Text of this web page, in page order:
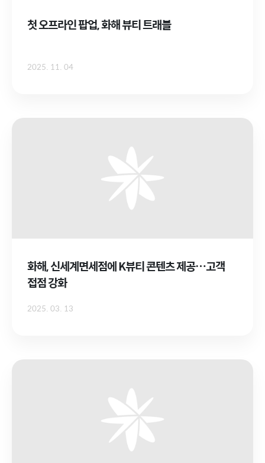
첫 오프라인 팝업, 화해 뷰티 트래블
2025. 11. 04
화해, 신세계면세점에 K뷰티 콘텐츠 제공…고객
접점 강화
2025. 03. 13